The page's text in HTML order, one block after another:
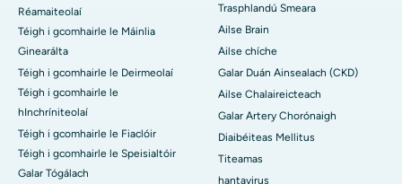
Réamaiteolaí
Téigh i gcomhairle le Máinlia
Ginearálta
Téigh i gcomhairle le Deirmeolaí
Téigh i gcomhairle le
hInchríniteolaí
Téigh i gcomhairle le Fiaclóir
Téigh i gcomhairle le Speisialtóir
Galar Tógálach
Trasphlandú Smeara
Ailse Brain
Ailse chíche
Galar Duán Ainsealach (CKD)
Ailse Chalaireicteach
Galar Artery Chorónaigh
Diaibéiteas Mellitus
Titeamas
hantavirus